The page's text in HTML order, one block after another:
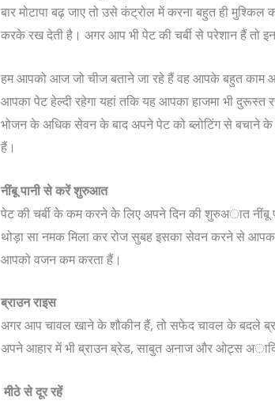
बार मोटापा बढ़ जाए तो उसे कंट्रोल में करना बहुत ही मुश्किल
करके रख देती है। अगर आप भी पेट की चर्बी से परेशान हैं तो इन
हम आपको आज जो चीज बताने जा रहे हैं वह आपके बहुत काम
आपका पेट हेल्‍दी रहेगा यहां तकि यह आपका हाजमा भी दुरूस्‍त
भोजन के अधिक सेवन के बाद अपने पेट को ब्लोटिंग से बचाने
हैं।
नींबू पानी से करें शुरुआत
पेट की चर्बी के कम करने के लिए अपने दिन की शुरुअात नींबू
थोड़ा सा नमक मिला कर रोज सुबह इसका सेवन करने से
आपको वजन कम करता हैं।
ब्राउन राइस
अगर आप चावल खाने के शौकीन हैं, तो सफेद चावल के बदले
अपने आहार में भी ब्राउन ब्रेड, साबुत अनाज और ओट्स
मीठे से दूर रहें